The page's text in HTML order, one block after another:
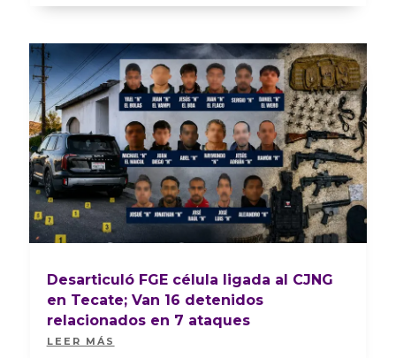
Desarticuló FGE célula ligada al CJNG
en Tecate; Van 16 detenidos
relacionados en 7 ataques
LEER MÁS